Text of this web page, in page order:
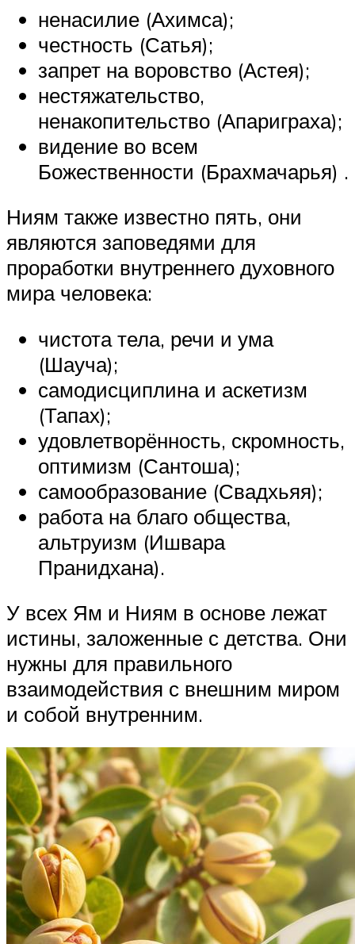
ненасилие (Ахимса);
честность (Сатья);
запрет на воровство (Астея);
нестяжательство,
ненакопительство (Апариграха);
видение во всем
Божественности (Брахмачарья) .
Ниям также известно пять, они
являются заповедями для
проработки внутреннего духовного
мира человека:
чистота тела, речи и ума
(Шауча);
самодисциплина и аскетизм
(Тапах);
удовлетворённость, скромность,
оптимизм (Сантоша);
самообразование (Свадхьяя);
работа на благо общества,
альтруизм (Ишвара
Пранидхана).
У всех Ям и Ниям в основе лежат
истины, заложенные с детства. Они
нужны для правильного
взаимодействия с внешним миром
и собой внутренним.